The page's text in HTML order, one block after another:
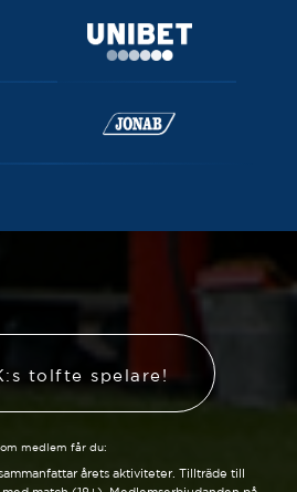
tolfte spelare!
medlem får du:
årets aktiviteter. Tillträde till